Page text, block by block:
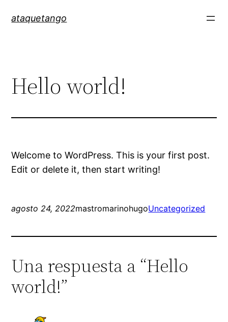
ataquetango
Hello world!
Welcome to WordPress. This is your first post.
Edit or delete it, then start writing!
agosto 24, 2022mastromarinohugoUncategorized
Una respuesta a “Hello
world!”